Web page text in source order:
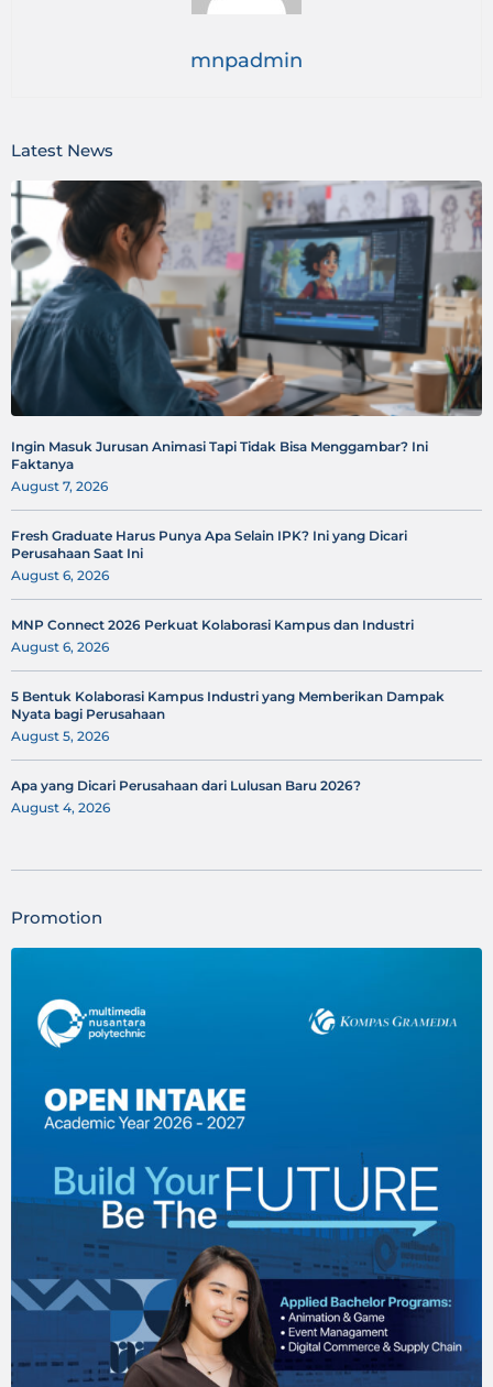
mnpadmin
Latest News
Ingin Masuk Jurusan Animasi Tapi Tidak Bisa Menggambar? Ini
Faktanya
August 7, 2026
Fresh Graduate Harus Punya Apa Selain IPK? Ini yang Dicari
Perusahaan Saat Ini
August 6, 2026
MNP Connect 2026 Perkuat Kolaborasi Kampus dan Industri
August 6, 2026
5 Bentuk Kolaborasi Kampus Industri yang Memberikan Dampak
Nyata bagi Perusahaan
August 5, 2026
Apa yang Dicari Perusahaan dari Lulusan Baru 2026?
August 4, 2026
Promotion